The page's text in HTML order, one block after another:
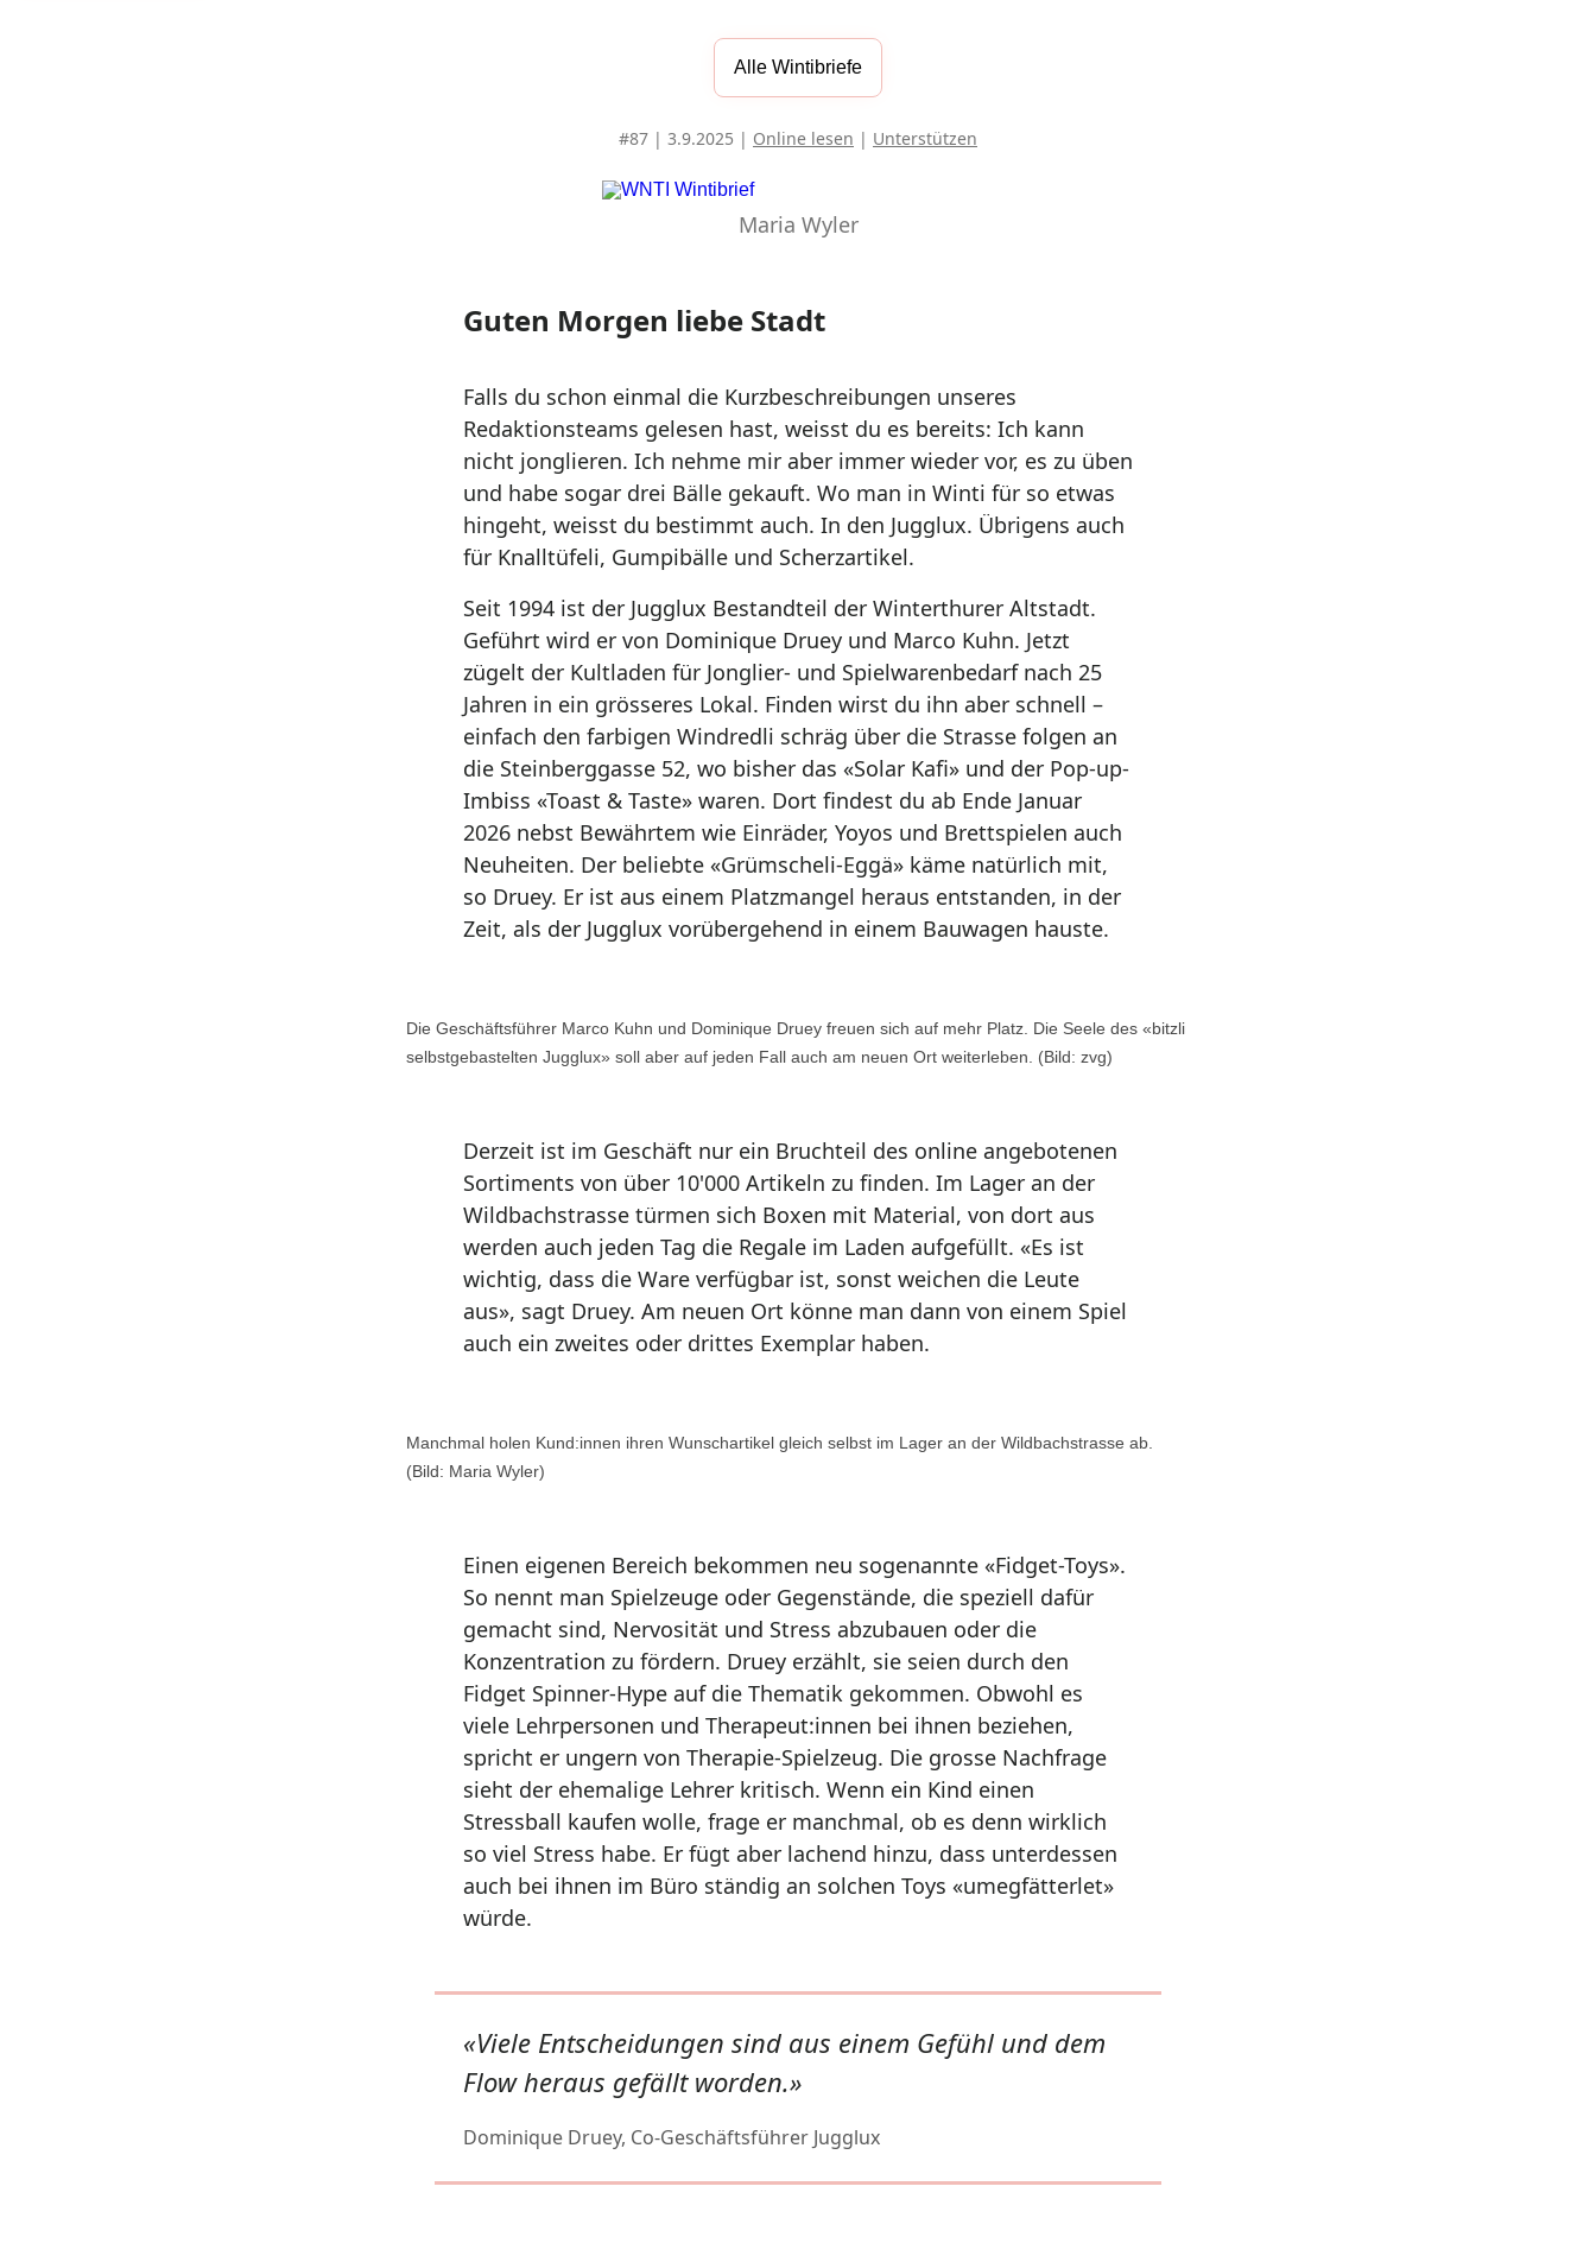
Alle Wintibriefe
#87 | 3.9.2025 | Online lesen | Unterstützen
Maria Wyler
Guten Morgen liebe Stadt
Falls du schon einmal die Kurzbeschreibungen unseres
Redaktionsteams gelesen hast, weisst du es bereits: Ich kann
nicht jonglieren. Ich nehme mir aber immer wieder vor, es zu üben
und habe sogar drei Bälle gekauft. Wo man in Winti für so etwas
hingeht, weisst du bestimmt auch. In den Jugglux. Übrigens auch
für Knalltüfeli, Gumpibälle und Scherzartikel.
Seit 1994 ist der Jugglux Bestandteil der Winterthurer Altstadt.
Geführt wird er von Dominique Druey und Marco Kuhn. Jetzt
zügelt der Kultladen für Jonglier- und Spielwarenbedarf nach 25
Jahren in ein grösseres Lokal. Finden wirst du ihn aber schnell –
einfach den farbigen Windredli schräg über die Strasse folgen an
die Steinberggasse 52, wo bisher das «Solar Kafi» und der Pop-up-
Imbiss «Toast & Taste» waren. Dort findest du ab Ende Januar
2026 nebst Bewährtem wie Einräder, Yoyos und Brettspielen auch
Neuheiten. Der beliebte «Grümscheli-Eggä» käme natürlich mit,
so Druey. Er ist aus einem Platzmangel heraus entstanden, in der
Zeit, als der Jugglux vorübergehend in einem Bauwagen hauste.
Die Geschäftsführer Marco Kuhn und Dominique Druey freuen sich auf mehr Platz. Die Seele des «bitzli
selbstgebastelten Jugglux» soll aber auf jeden Fall auch am neuen Ort weiterleben. (Bild: zvg)
Derzeit ist im Geschäft nur ein Bruchteil des online angebotenen
Sortiments von über 10'000 Artikeln zu finden. Im Lager an der
Wildbachstrasse türmen sich Boxen mit Material, von dort aus
werden auch jeden Tag die Regale im Laden aufgefüllt. «Es ist
wichtig, dass die Ware verfügbar ist, sonst weichen die Leute
aus», sagt Druey. Am neuen Ort könne man dann von einem Spiel
auch ein zweites oder drittes Exemplar haben.
Manchmal holen Kund:innen ihren Wunschartikel gleich selbst im Lager an der Wildbachstrasse ab.
(Bild: Maria Wyler)
Einen eigenen Bereich bekommen neu sogenannte «Fidget-Toys».
So nennt man Spielzeuge oder Gegenstände, die speziell dafür
gemacht sind, Nervosität und Stress abzubauen oder die
Konzentration zu fördern. Druey erzählt, sie seien durch den
Fidget Spinner-Hype auf die Thematik gekommen. Obwohl es
viele Lehrpersonen und Therapeut:innen bei ihnen beziehen,
spricht er ungern von Therapie-Spielzeug. Die grosse Nachfrage
sieht der ehemalige Lehrer kritisch. Wenn ein Kind einen
Stressball kaufen wolle, frage er manchmal, ob es denn wirklich
so viel Stress habe. Er fügt aber lachend hinzu, dass unterdessen
auch bei ihnen im Büro ständig an solchen Toys «umegfätterlet»
würde.
«Viele Entscheidungen sind aus einem Gefühl und dem
Flow heraus gefällt worden.»
Dominique Druey, Co-Geschäftsführer Jugglux